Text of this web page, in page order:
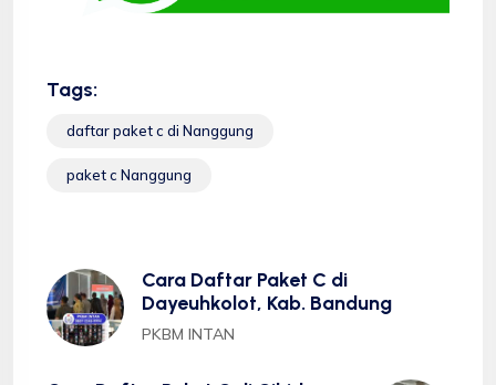
Tags:
daftar paket c di Nanggung
paket c Nanggung
Cara Daftar Paket C di
Dayeuhkolot, Kab. Bandung
PKBM INTAN